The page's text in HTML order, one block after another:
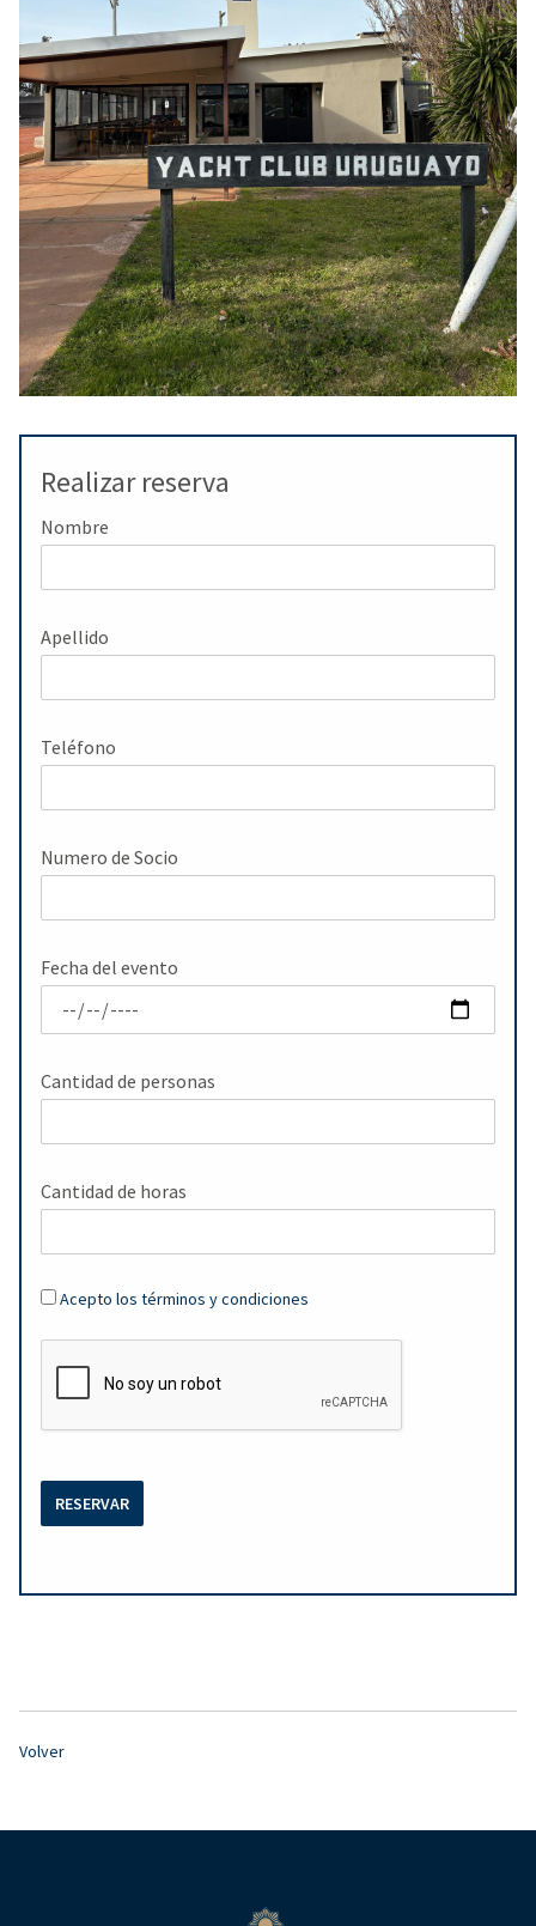
Realizar reserva
Nombre
Apellido
Teléfono
Numero de Socio
Fecha del evento
Cantidad de personas
Cantidad de horas
Acepto los términos y condiciones
RESERVAR
Volver